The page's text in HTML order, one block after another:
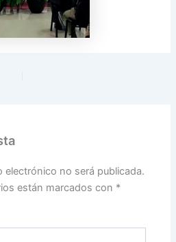
electrónico no será publicada.
están marcados con *